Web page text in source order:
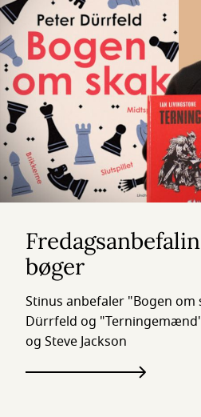
bøger
Stinus anbefaler "Bogen om
Dürrfeld og
og Steve Jackson